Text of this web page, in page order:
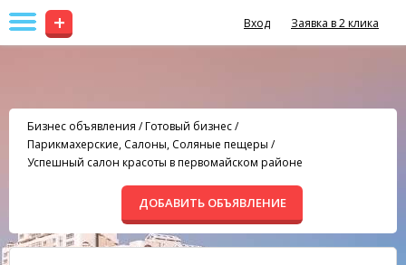
+ Вход Заявка в 2 клика
Бизнес объявления /Готовый бизнес/
Парикмахерские, Салоны, Соляные пещеры /
Успешный салон красоты в первомайском районе
ДОБАВИТЬ ОБЪЯВЛЕНИЕ